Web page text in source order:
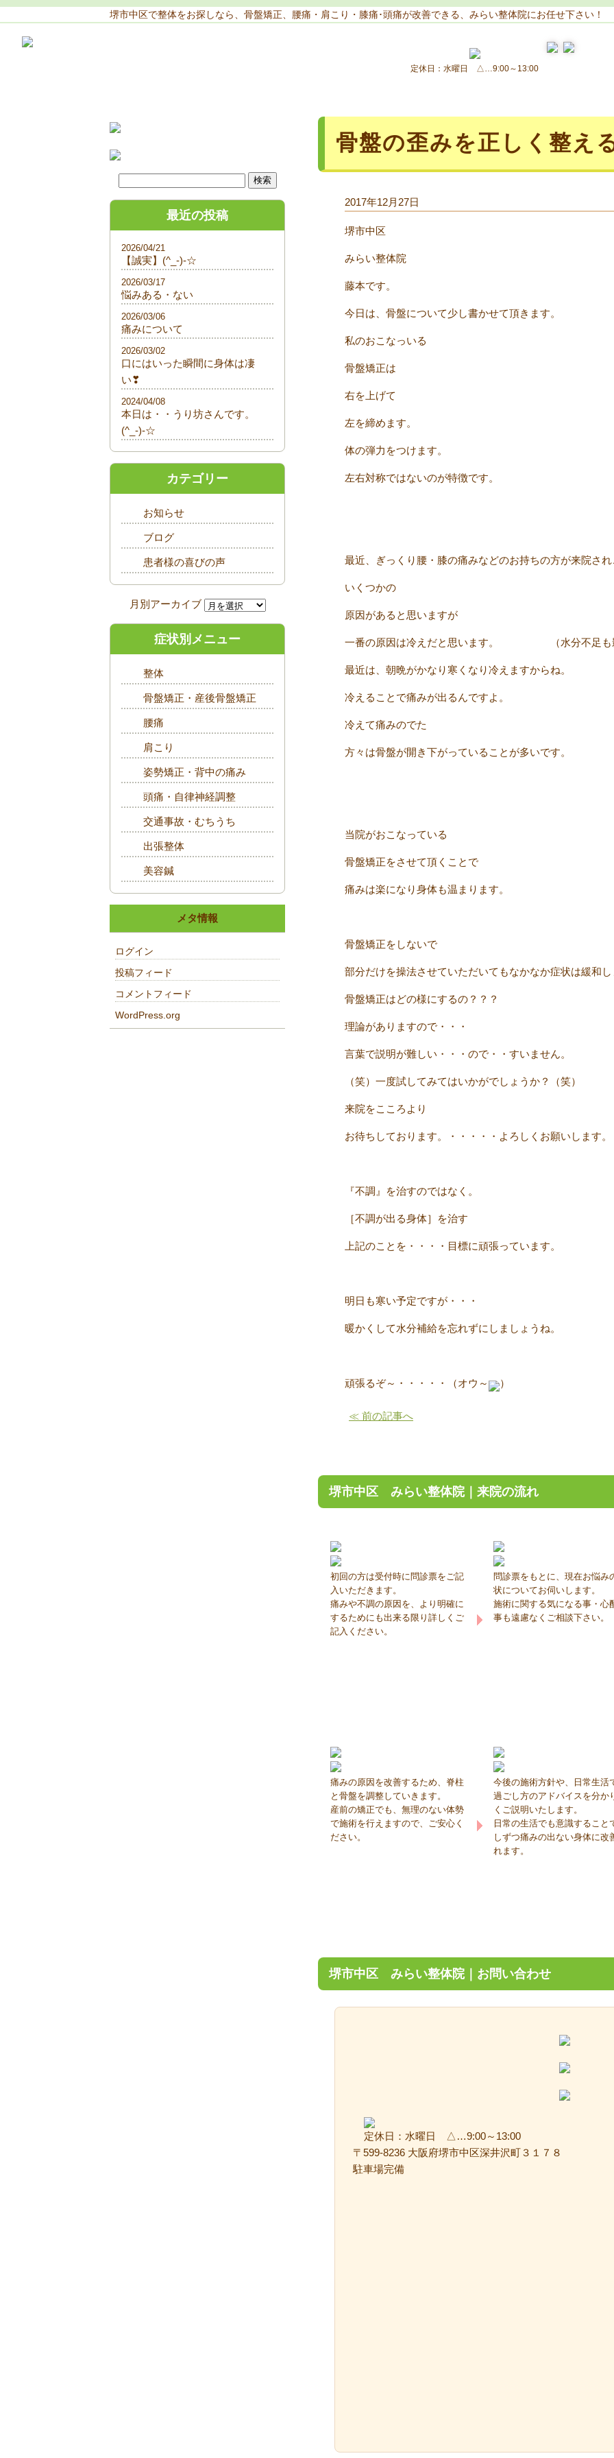
堺市中区で整体をお探しなら、骨盤矯正、腰痛・肩こり・膝痛･頭痛が改善できる、みらい整体院にお任せ下さい！
定休日：水曜日 △…9:00～13:00
骨盤の歪みを正しく整え
2017年12月27日
堺市中区
みらい整体院
藤本です。
今日は、骨盤について少し書かせて頂きます。
私のおこなっいる
骨盤矯正は
右を上げて
左を締めます。
体の弾力をつけます。
左右対称ではないのが特徴です。
最近、ぎっくり腰・膝の痛みなどのお持ちの方が来院さ
いくつかの
原因があると思いますが
一番の原因は冷えだと思います。 （水分不足も影
最近は、朝晩がかなり寒くなり冷えますからね。
冷えることで痛みが出るんですよ。
冷えて痛みのでた
方々は骨盤が開き下がっていることが多いです。
当院がおこなっている
骨盤矯正をさせて頂くことで
痛みは楽になり身体も温まります。
骨盤矯正をしないで
部分だけを操法させていただいてもなかなか症状は緩和
骨盤矯正はどの様にするの？？？
理論がありますので・・・
言葉で説明が難しい・・・ので・・すいません。
（笑）一度試してみてはいかがでしょうか？（笑）
来院をこころより
お待ちしております。・・・・・よろしくお願いします。
『不調』を治すのではなく。
［不調が出る身体］を治す
上記のことを・・・・目標に頑張っています。
明日も寒い予定ですが・・・
暖かくして水分補給を忘れずにしましょうね。
頑張るぞ～・・・・・（オウ～ ）
≪ 前の記事へ
堺市中区 みらい整体院｜来院の流れ
初回の方は受付時に問診票をご記
入いただきます。
痛みや不調の原因を、より明確に
するためにも出来る限り詳しくご
記入ください。
問診票をもとに、現在お悩み
状についてお伺いします。
施術に関する気になる事・心
事も遠慮なくご相談下さい。
痛みの原因を改善するため、脊柱
と骨盤を調整していきます。
産前の矯正でも、無理のない体勢
で施術を行えますので、ご安心く
ださい。
今後の施術方針や、日常生活
過ごし方のアドバイスを分か
くご説明いたします。
日常の生活でも意識すること
しずつ痛みの出ない身体に改
れます。
堺市中区 みらい整体院｜お問い合わせ
定休日：水曜日 △…9:00～13:00
〒599-8236 大阪府堺市中区深井沢町３１７８
駐車場完備
最近の投稿
【誠実】(^_-)-☆
2026/04/21
悩みある・ない
2026/03/17
痛みについて
2026/03/06
口にはいった瞬間に身体は凄
い❣
2026/03/02
本日は・・うり坊さんです。
(^_-)-☆
2024/04/08
カテゴリー
お知らせ
ブログ
患者様の喜びの声
症状別メニュー
整体
骨盤矯正・産後骨盤矯正
腰痛
肩こり
姿勢矯正・背中の痛み
頭痛・自律神経調整
交通事故・むちうち
出張整体
美容鍼
メタ情報
ログイン
投稿フィード
コメントフィード
WordPress.org